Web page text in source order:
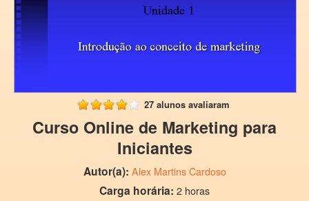
27 alunos avaliaram
Curso Online de Marketing para
Iniciantes
Autor(a): Alex Martins Cardoso
Carga horária: 2 horas